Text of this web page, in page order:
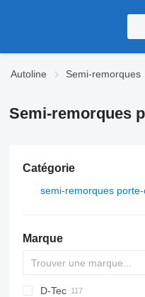
Autoline Semi-remorques
Semi-remorques
Catégorie
semi-remorques
Marque
2 series
ADR
CCS
D-Tec